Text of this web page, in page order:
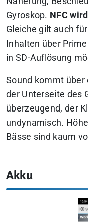
Gyroskop. NFC
Gleiche gilt auch
Inhalten über
in SD-Auflösung
Sound kommt über
der Unterseite des
überzeugend, der
undynamisch.
Bässe sind kaum
Akku